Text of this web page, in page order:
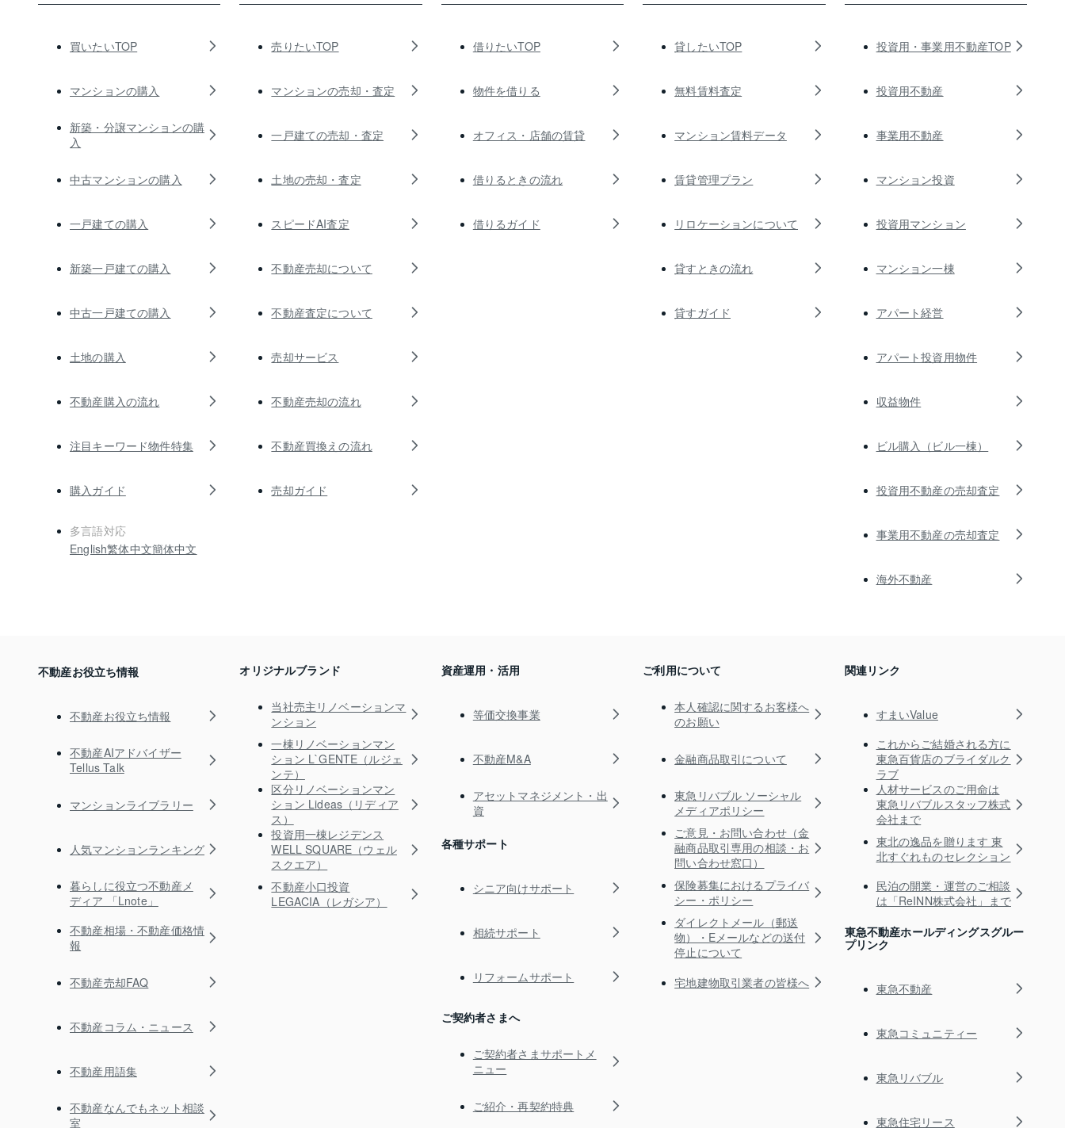
買いたいTOP
マンションの購入
新築・分譲マンションの購
入
中古マンションの購入
一戸建ての購入
新築一戸建ての購入
中古一戸建ての購入
土地の購入
不動産購入の流れ
注目キーワード物件特集
購入ガイド
多言語対応
English繁体中文簡体中文
売りたいTOP
マンションの売却・査定
一戸建ての売却・査定
土地の売却・査定
スピードAI査定
不動産売却について
不動産査定について
売却サービス
不動産売却の流れ
不動産買換えの流れ
売却ガイド
借りたいTOP
物件を借りる
オフィス・店舗の賃貸
借りるときの流れ
借りるガイド
貸したいTOP
無料賃料査定
マンション賃料データ
賃貸管理プラン
リロケーションについて
貸すときの流れ
貸すガイド
投資用・事業用不動産TOP
投資用不動産
事業用不動産
マンション投資
投資用マンション
マンション一棟
アパート経営
アパート投資用物件
収益物件
ビル購入（ビル一棟）
投資用不動産の売却査定
事業用不動産の売却査定
海外不動産
不動産お役立ち情報
不動産お役立ち情報
不動産AIアドバイザー
Tellus Talk
マンションライブラリー
人気マンションランキング
暮らしに役立つ不動産メ
ディア 「Lnote」
不動産相場・不動産価格情
報
不動産売却FAQ
不動産コラム・ニュース
不動産用語集
不動産なんでもネット相談
室
オリジナルブランド
当社売主リノベーションマ
ンション
一棟リノベーションマン
ション L`GENTE（ルジェ
ンテ）
区分リノベーションマン
ション Lideas（リディア
ス）
投資用一棟レジデンス
WELL SQUARE（ウェル
スクエア）
不動産小口投資
LEGACIA（レガシア）
資産運用・活用
等価交換事業
不動産M&A
アセットマネジメント・出
資
各種サポート
シニア向けサポート
相続サポート
リフォームサポート
ご契約者さまへ
ご契約者さまサポートメ
ニュー
ご紹介・再契約特典
ご利用について
本人確認に関するお客様へ
のお願い
金融商品取引について
東急リバブル ソーシャル
メディアポリシー
ご意見・お問い合わせ（金
融商品取引専用の相談・お
問い合わせ窓口）
保険募集におけるプライバ
シー・ポリシー
ダイレクトメール（郵送
物）・Eメールなどの送付
停止について
宅地建物取引業者の皆様へ
関連リンク
すまいValue
これからご結婚される方に
東急百貨店のブライダルク
ラブ
人材サービスのご用命は
東急リバブルスタッフ株式
会社まで
東北の逸品を贈ります 東
北すぐれものセレクション
民泊の開業・運営のご相談
は「ReINN株式会社」まで
東急不動産ホールディングスグルー
プリンク
東急不動産
東急コミュニティー
東急リバブル
東急住宅リース